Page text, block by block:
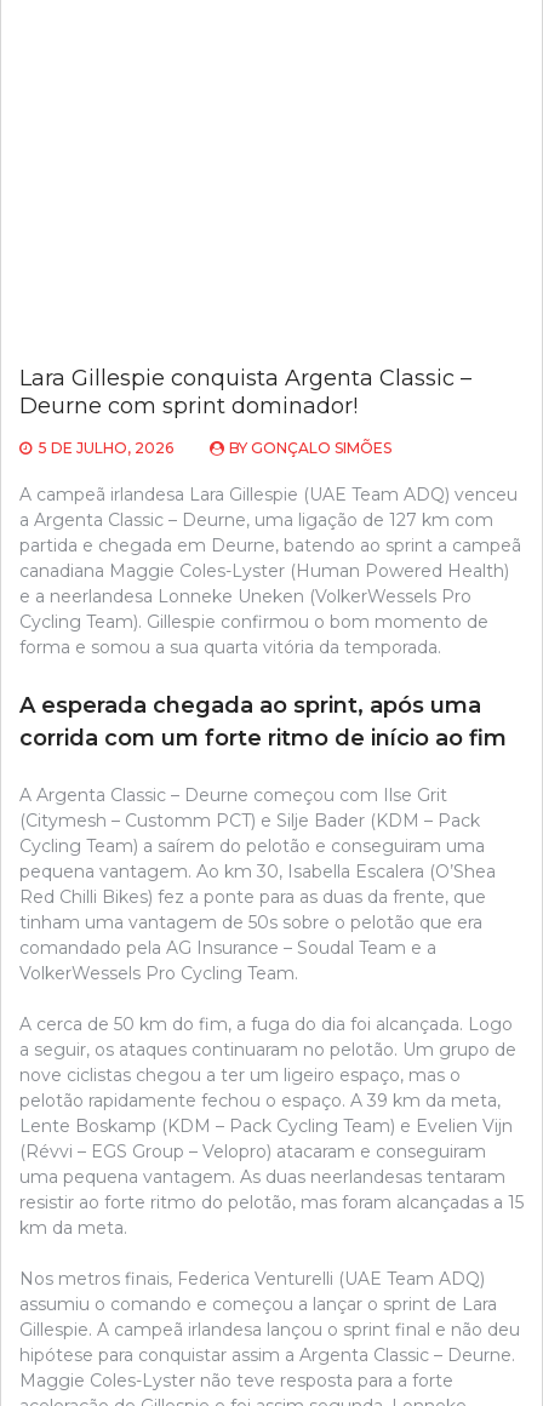
Lara Gillespie conquista Argenta Classic –
Deurne com sprint dominador!
5 DE JULHO, 2026 BY GONÇALO SIMÕES
A campeã irlandesa Lara Gillespie (UAE Team ADQ) venceu
a Argenta Classic – Deurne, uma ligação de 127 km com
partida e chegada em Deurne, batendo ao sprint a campeã
canadiana Maggie Coles-Lyster (Human Powered Health)
e a neerlandesa Lonneke Uneken (VolkerWessels Pro
Cycling Team). Gillespie confirmou o bom momento de
forma e somou a sua quarta vitória da temporada.
A esperada chegada ao sprint, após uma
corrida com um forte ritmo de início ao fim
A Argenta Classic – Deurne começou com Ilse Grit
(Citymesh – Customm PCT) e Silje Bader (KDM – Pack
Cycling Team) a saírem do pelotão e conseguiram uma
pequena vantagem. Ao km 30, Isabella Escalera (O’Shea
Red Chilli Bikes) fez a ponte para as duas da frente, que
tinham uma vantagem de 50s sobre o pelotão que era
comandado pela AG Insurance – Soudal Team e a
VolkerWessels Pro Cycling Team.
A cerca de 50 km do fim, a fuga do dia foi alcançada. Logo
a seguir, os ataques continuaram no pelotão. Um grupo de
nove ciclistas chegou a ter um ligeiro espaço, mas o
pelotão rapidamente fechou o espaço. A 39 km da meta,
Lente Boskamp (KDM – Pack Cycling Team) e Evelien Vijn
(Révvi – EGS Group – Velopro) atacaram e conseguiram
uma pequena vantagem. As duas neerlandesas tentaram
resistir ao forte ritmo do pelotão, mas foram alcançadas a 15
km da meta.
Nos metros finais, Federica Venturelli (UAE Team ADQ)
assumiu o comando e começou a lançar o sprint de Lara
Gillespie. A campeã irlandesa lançou o sprint final e não deu
hipótese para conquistar assim a Argenta Classic – Deurne.
Maggie Coles-Lyster não teve resposta para a forte